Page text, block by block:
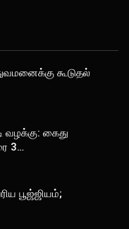
கூடுதல்
வழக்கு: கைது
3…
பூஜ்ஜியம்;